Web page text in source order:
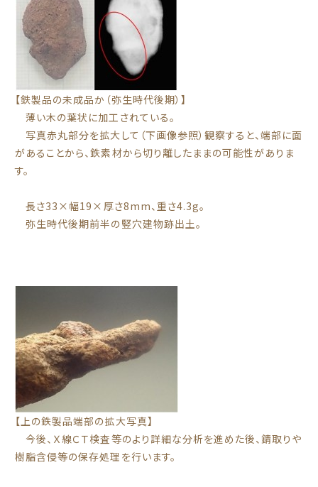
【鉄製品の未成品か（弥生時代後期）】
薄い木の葉状に加工されている。
写真赤丸部分を拡大して（下画像参照）観察すると、端部に面
があることから、鉄素材から切り離したままの可能性がありま
す。
長さ33×幅19×厚さ8mm、重さ4.3g。
弥生時代後期前半の竪穴建物跡出土。
【上の鉄製品端部の拡大写真】
今後、Ｘ線ＣＴ検査等のより詳細な分析を進めた後、錆取りや
樹脂含侵等の保存処理を行います。